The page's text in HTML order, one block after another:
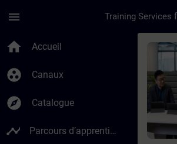
menu
home Accueil
group_work Canaux
explore Catalogue
timeline Parcours d’apprentissage